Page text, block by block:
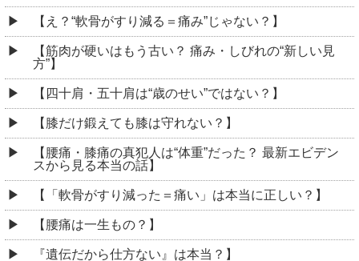
【え？“軟骨がすり減る＝痛み”じゃない？】
【筋肉が硬いはもう古い？ 痛み・しびれの“新しい見
方”】
【四十肩・五十肩は“歳のせい”ではない？】
【膝だけ鍛えても膝は守れない？】
【腰痛・膝痛の真犯人は“体重”だった？ 最新エビデン
スから見る本当の話】
【「軟骨がすり減った＝痛い」は本当に正しい？】
【腰痛は一生もの？】
『遺伝だから仕方ない』は本当？】